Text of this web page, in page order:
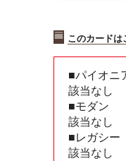
このカードは
■パイオニ
該当なし
■モダン
該当なし
■レガシー
該当なし